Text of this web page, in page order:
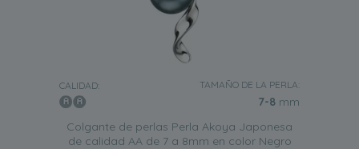
CALIDAD: TAMAÑO DE LA PERLA:
7-8 mm
Colgante de perlas Perla Akoya Japonesa
de calidad AA de 7 a 8mm en color Negro